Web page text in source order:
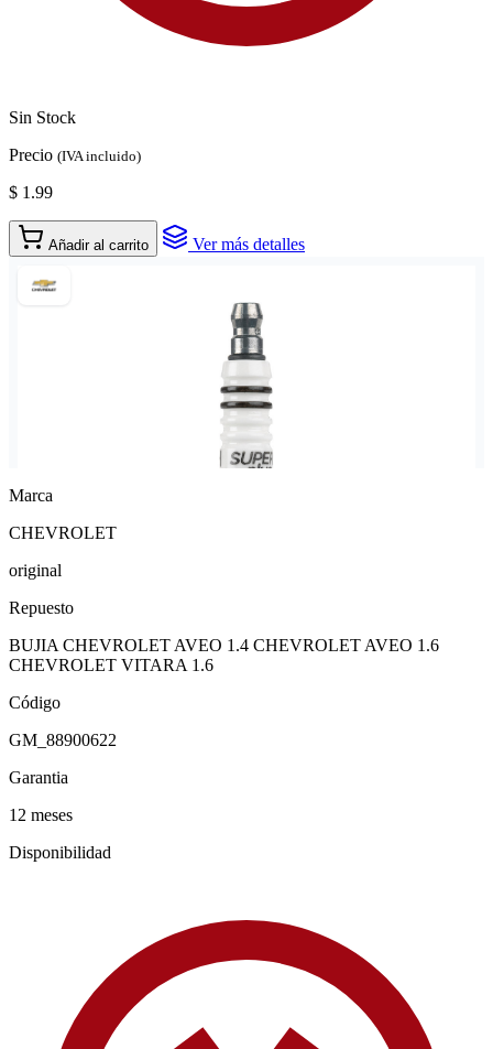
Sin Stock
Precio (IVA incluido)
$ 1.99
Añadir al carrito Ver más detalles
Marca
CHEVROLET
original
Repuesto
BUJIA CHEVROLET AVEO 1.4 CHEVROLET AVEO 1.6
CHEVROLET VITARA 1.6
Código
GM_88900622
Garantia
12 meses
Disponibilidad